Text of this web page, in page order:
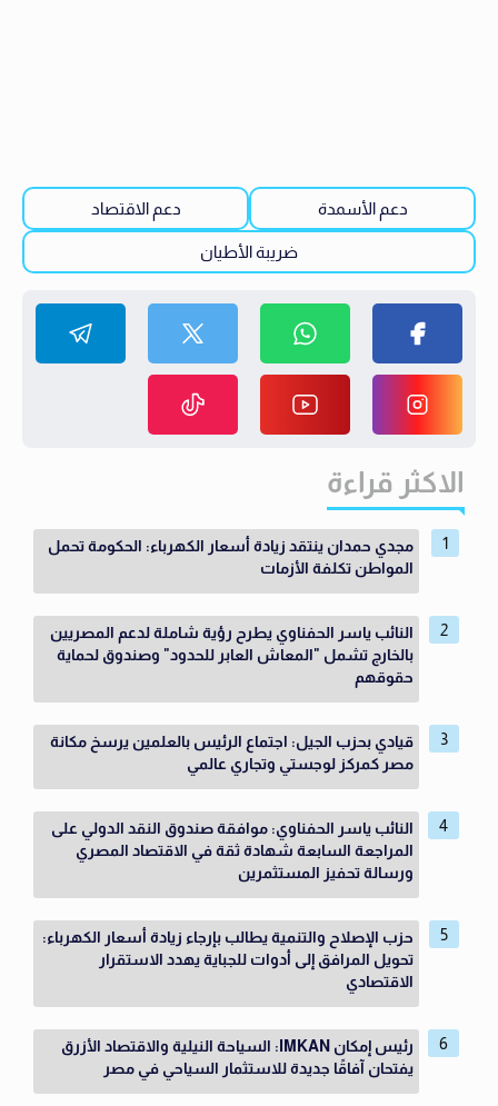
دعم الأسمدة دعم الاقتصاد
ضريبة الأطيان
الاكثر قراءة
مجدي حمدان ينتقد زيادة أسعار الكهرباء: الحكومة تحمل
المواطن تكلفة الأزمات
النائب ياسر الحفناوي يطرح رؤية شاملة لدعم المصريين
بالخارج تشمل "المعاش العابر للحدود" وصندوق لحماية
حقوقهم
قيادي بحزب الجيل: اجتماع الرئيس بالعلمين يرسخ مكانة
مصر كمركز لوجستي وتجاري عالمي
النائب ياسر الحفناوي: موافقة صندوق النقد الدولي على
المراجعة السابعة شهادة ثقة في الاقتصاد المصري
ورسالة تحفيز المستثمرين
حزب الإصلاح والتنمية يطالب بإرجاء زيادة أسعار الكهرباء:
تحويل المرافق إلى أدوات للجباية يهدد الاستقرار
الاقتصادي
رئيس إمكان IMKAN: السياحة النيلية والاقتصاد الأزرق
يفتحان آفاقًا جديدة للاستثمار السياحي في مصر